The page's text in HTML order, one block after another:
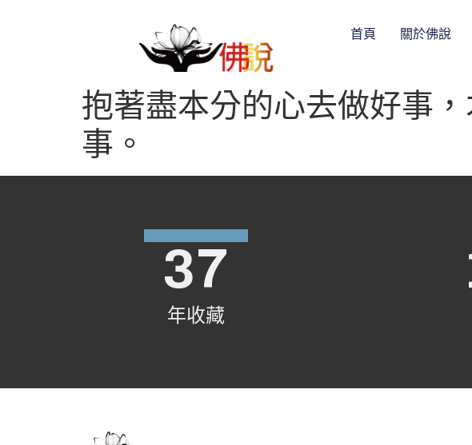
首頁 關於佛說
抱著盡本分的心去做好事
事。
年收藏
37